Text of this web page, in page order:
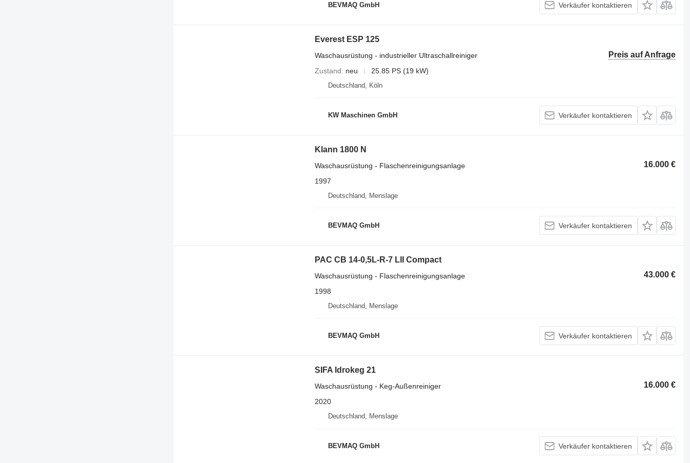
BEVMAQ GmbH Verkäufer kontaktieren
Everest ESP 125
Preis auf Anfrage
Waschausrüstung - industrieller Ultraschallreiniger
Zustand
neu 25.85 PS (19 kW)
Deutschland, Köln
KW Maschinen GmbH Verkäufer kontaktieren
Klann 1800 N
16.000 €
Waschausrüstung - Flaschenreinigungsanlage
1997
Deutschland, Menslage
BEVMAQ GmbH Verkäufer kontaktieren
PAC CB 14-0,5L-R-7 LII Compact
43.000 €
Waschausrüstung - Flaschenreinigungsanlage
1998
Deutschland, Menslage
BEVMAQ GmbH Verkäufer kontaktieren
SIFA Idrokeg 21
16.000 €
Waschausrüstung - Keg-Außenreiniger
2020
Deutschland, Menslage
BEVMAQ GmbH Verkäufer kontaktieren